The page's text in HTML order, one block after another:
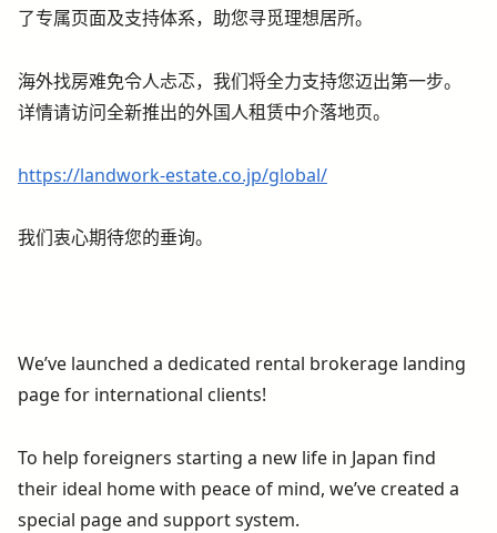
了专属页面及支持体系，助您寻觅理想居所。
海外找房难免令人忐忑，我们将全力支持您迈出第一步。
详情请访问全新推出的外国人租赁中介落地页。
https://landwork-estate.co.jp/global/
我们衷心期待您的垂询。
We’ve launched a dedicated rental brokerage landing
page for international clients!
To help foreigners starting a new life in Japan find
their ideal home with peace of mind, we’ve created a
special page and support system.